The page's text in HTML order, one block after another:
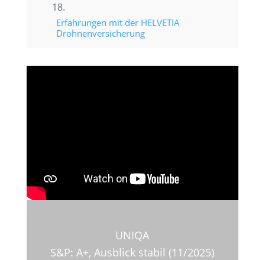
Erfahrungen mit der HELVETIA
Drohnenversicherung
UNIQA
S&P: A+, Ausblick stabil (11/2025)